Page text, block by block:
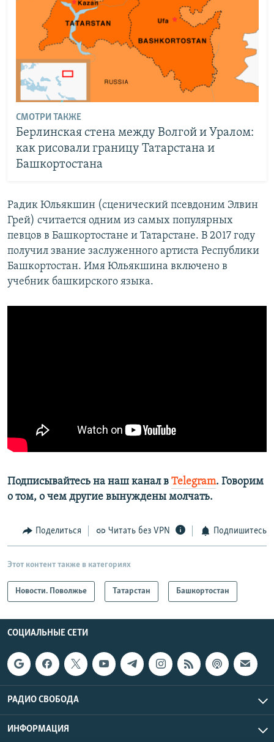
СМОТРИ ТАКЖЕ
Берлинская стена между Волгой и Уралом:
как рисовали границу Татарстана и
Башкортостана
Радик Юльякшин (сценический псевдоним Элвин
Грей) считается одним из самых популярных
певцов в Башкортостане и Татарстане. В 2017 году
получил звание заслуженного артиста Республики
Башкортостан. Имя Юльякшина включено в
учебник башкирского языка.
Подписывайтесь на наш канал в Telegram. Говорим
о том, о чем другие вынуждены молчать.
Поделиться Читать без VPN Подпишитесь
Этот контент также в категориях
Новости. Поволжье Татарстан Башкортостан
СОЦИАЛЬНЫЕ СЕТИ
РАДИО СВОБОДА
ИНФОРМАЦИЯ